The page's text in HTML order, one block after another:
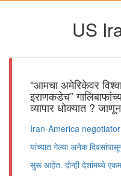
US
“आमचा अमेरिकेवर
इराणकडेच”
व्यापार धोक्यात ?
Iran-America negotiator
यांच्यात गेल्या अनेक
सुरू आहेत. दोन्ही देशांमध्ये